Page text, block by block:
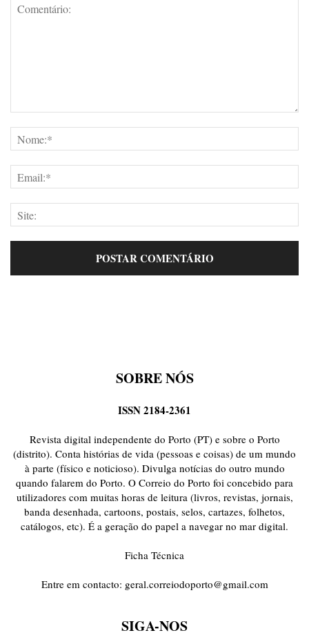
SOBRE NÓS
ISSN 2184-2361
Revista digital independente do Porto (PT) e sobre o Porto
(distrito). Conta histórias de vida (pessoas e coisas) de um mundo
à parte (físico e noticioso). Divulga notícias do outro mundo
quando falarem do Porto. O Correio do Porto foi concebido para
utilizadores com muitas horas de leitura (livros, revistas, jornais,
banda desenhada, cartoons, postais, selos, cartazes, folhetos,
catálogos, etc). É a geração do papel a navegar no mar digital.
Ficha Técnica
Entre em contacto: geral.correiodoporto@gmail.com
SIGA-NOS